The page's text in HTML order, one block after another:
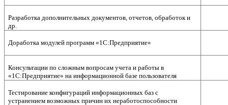
Разработка дополнительных документов, отчетов, обработок и
др.
Доработка модулей программ «1С:Предприятие»
Консультации по сложным вопросам учета и работы в
«1С:Предприятие» на информационной базе пользователя
Тестирование конфигураций информационных баз с
устранением возможных причин их неработоспособности